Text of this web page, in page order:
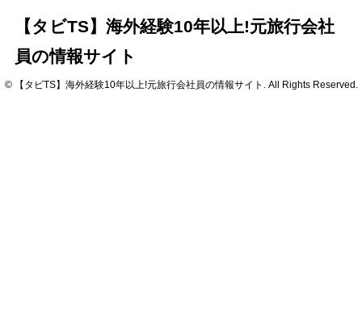
【タビTS】海外経験10年以上!元旅行会社
員の情報サイト
© 【タビTS】海外経験10年以上!元旅行会社員の情報サイト. All Rights Reserved.